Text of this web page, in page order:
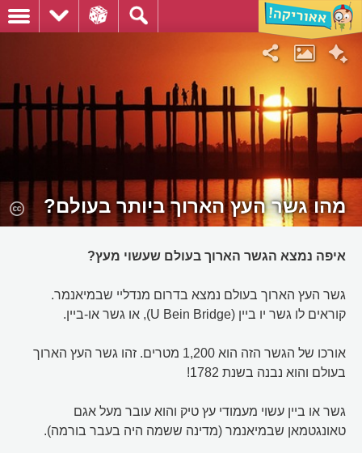
מהו גשר העץ הארוך ביותר בעולם?
איפה נמצא הגשר הארוך בעולם שעשוי מעץ?
גשר העץ הארוך בעולם נמצא בדרום מנדליי שבמיאנמר.
קוראים לו גשר יו ביין (U Bein Bridge), או גשר או-ביין.
אורכו של הגשר הזה הוא 1,200 מטרים. זהו גשר העץ הארוך
בעולם והוא נבנה בשנת 1782!
גשר או ביין עשוי מעמודי עץ טיק והוא עובר מעל אגם
טאונגטמאן שבמיאנמר (מדינה ששמה היה בעבר בורמה).